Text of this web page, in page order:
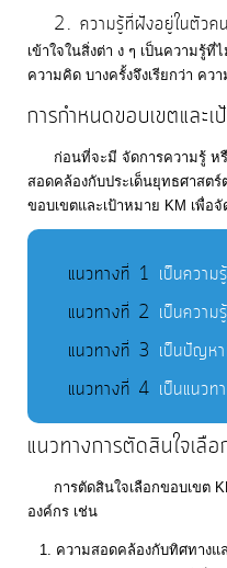
การ
บริหาร
และ
พัฒนา
บุคคล
การ
ความ
โปร่งใส
การ
จัด
ซื้อ
จัด
จ้าง
2. ความรู้ที่ฝังอยู่ในตัว
เข้าใจในสิ่งต่า ง ๆ เป็นความรู้
ความคิด บางครั้งจึงเรียกว่า คว
การกำหนดขอบเขตและ
ก่อนที่จะมี จัดการความรู้ หรือ
สอดคล้องกับประเด็นยุทธศาสต
ขอบเขตและเป้าหมาย KM เพื่อ
แนวทางที่ 1 เป็นควา
แนวทางที่ 2 เป็นควา
แนวทางที่ 3 เป็นปัญห
แนวทางที่ 4 เป็นแนว
แนวทางการตัดสินใจเลื
การตัดสินใจเลือกขอบเขต
องค์กร เช่น
ความสอดคล้องกับทิศทางแ